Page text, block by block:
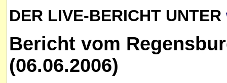
DER LIVE-BERICHT UNTER
Bericht vom
(06.06.2006)